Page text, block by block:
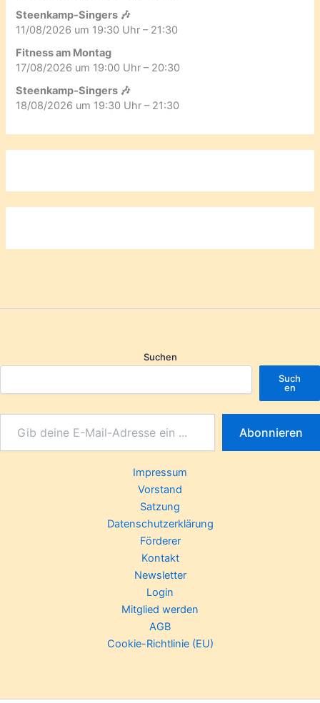
Steenkamp-Singers 🎶
11/08/2026 um 19:30 Uhr – 21:30
Fitness am Montag
17/08/2026 um 19:00 Uhr – 20:30
Steenkamp-Singers 🎶
18/08/2026 um 19:30 Uhr – 21:30
Suchen
Such
en
Abonnieren
Impressum
Vorstand
Satzung
Datenschutzerklärung
Förderer
Kontakt
Newsletter
Login
Mitglied werden
AGB
Cookie-Richtlinie (EU)